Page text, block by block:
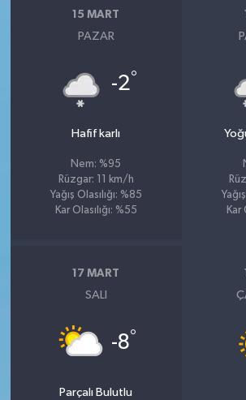
15 MART
PAZAR
-2°
Hafif karlı
Nem: %95
Rüzgar: 11 km/h
Yağış Olasılığı: %85
Kar Olasılığı: %55
Kar
17 MART
SALI
-8°
Parçalı Bulutlu